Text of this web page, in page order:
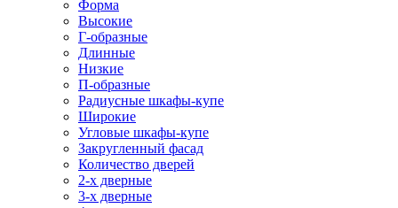
Форма
Высокие
Г-образные
Длинные
Низкие
П-образные
Радиусные шкафы-купе
Широкие
Угловые шкафы-купе
Закругленный фасад
Количество дверей
2-х дверные
3-х дверные